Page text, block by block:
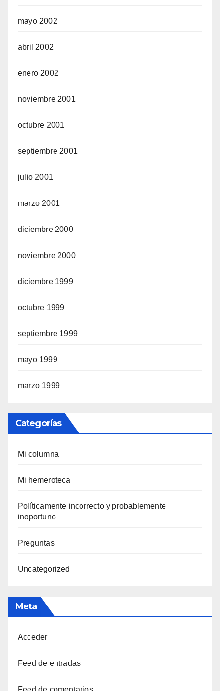
mayo 2002
abril 2002
enero 2002
noviembre 2001
octubre 2001
septiembre 2001
julio 2001
marzo 2001
diciembre 2000
noviembre 2000
diciembre 1999
octubre 1999
septiembre 1999
mayo 1999
marzo 1999
Categorías
Mi columna
Mi hemeroteca
Polí­ticamente incorrecto y probablemente
inoportuno
Preguntas
Uncategorized
Meta
Acceder
Feed de entradas
Feed de comentarios